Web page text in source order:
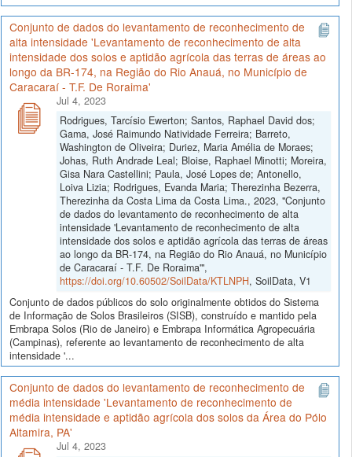
Conjunto de dados do levantamento de reconhecimento de
alta intensidade 'Levantamento de reconhecimento de alta
intensidade dos solos e aptidão agrícola das terras de áreas ao
longo da BR-174, na Região do Rio Anauá, no Município de
Caracaraí - T.F. De Roraima'
Jul 4, 2023
Rodrigues, Tarcísio Ewerton; Santos, Raphael David dos;
Gama, José Raimundo Natividade Ferreira; Barreto,
Washington de Oliveira; Duriez, Maria Amélia de Moraes;
Johas, Ruth Andrade Leal; Bloise, Raphael Minotti; Moreira,
Gisa Nara Castellini; Paula, José Lopes de; Antonello,
Loiva Lizia; Rodrigues, Evanda Maria; Therezinha Bezerra,
Therezinha da Costa Lima da Costa Lima., 2023, "Conjunto
de dados do levantamento de reconhecimento de alta
intensidade 'Levantamento de reconhecimento de alta
intensidade dos solos e aptidão agrícola das terras de áreas
ao longo da BR-174, na Região do Rio Anauá, no Município
de Caracaraí - T.F. De Roraima'",
https://doi.org/10.60502/SoilData/KTLNPH, SoilData, V1
Conjunto de dados públicos do solo originalmente obtidos do Sistema
de Informação de Solos Brasileiros (SISB), construído e mantido pela
Embrapa Solos (Rio de Janeiro) e Embrapa Informática Agropecuária
(Campinas), referente ao levantamento de reconhecimento de alta
intensidade '...
Conjunto de dados do levantamento de reconhecimento de
média intensidade 'Levantamento de reconhecimento de
média intensidade e aptidão agrícola dos solos da Área do Pólo
Altamira, PA'
Jul 4, 2023